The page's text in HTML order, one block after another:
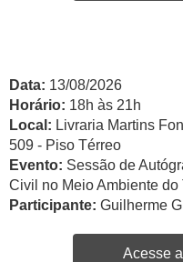
Data: 13/08/2026
Horário: 18h às 21h
Local: Livraria Martins
509 - Piso Térreo
Evento: Sessão de
Civil no Meio Ambiente do
Participante: Guilherme
Acesse